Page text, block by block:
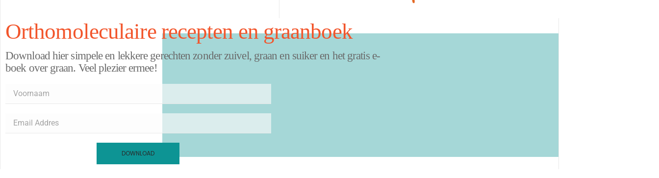
Orthomoleculaire recepten en graanboek
Download hier simpele en lekkere gerechten zonder zuivel, graan en suiker en het gratis e-
boek over graan. Veel plezier ermee!
DOWNLOAD